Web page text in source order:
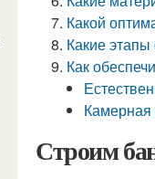
Какой
Какие этапы
Как
Строим